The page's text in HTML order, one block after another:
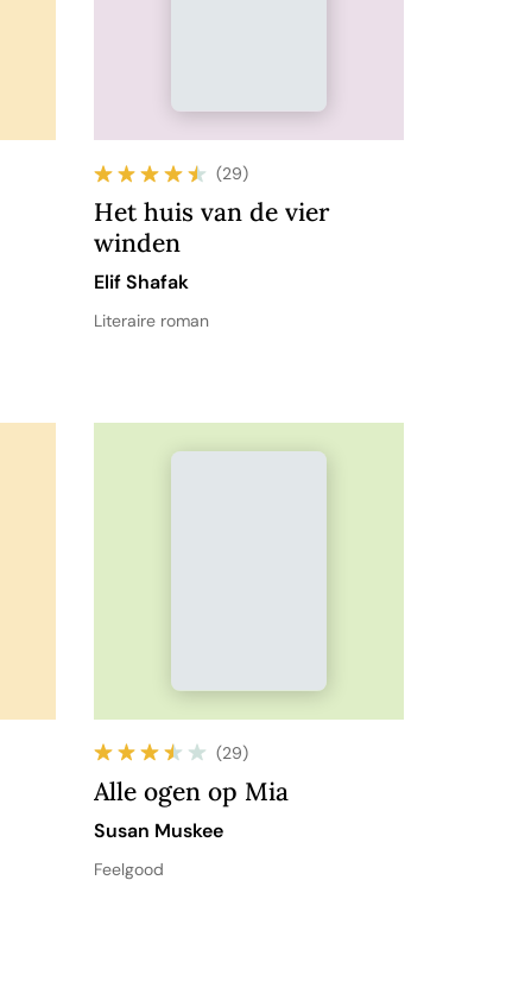
(29)
Het huis van de vier
winden
Elif Shafak
Literaire roman
(29)
Alle ogen op Mia
Susan Muskee
Feelgood